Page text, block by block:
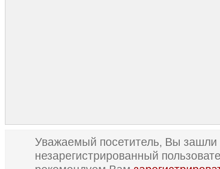
Уважаемый посетитель, Вы зашли
незарегистрированный